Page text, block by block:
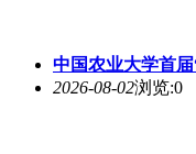
中国农业大学首届
2026-08-02浏览:0